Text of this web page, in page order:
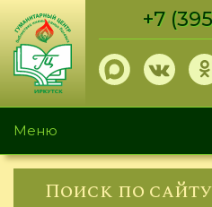
Перейти
основному
содержанию
+7
Меню
Поиск по сайту